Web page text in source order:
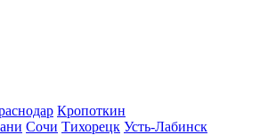
Кропоткин
Сочи Тихорецк Усть-Лабинск